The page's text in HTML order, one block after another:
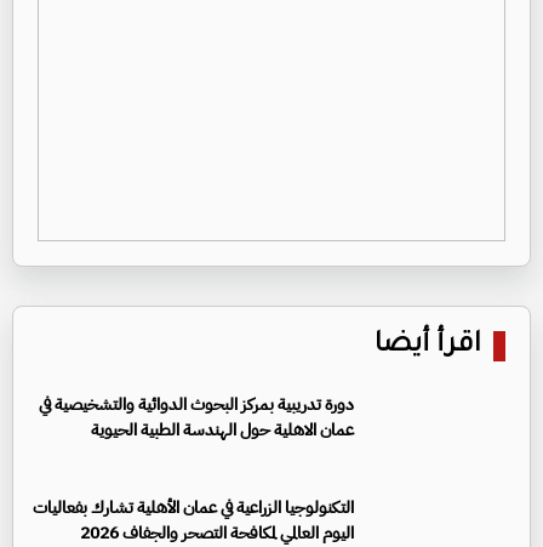
اقرأ أيضا
دورة تدريبية بمركز البحوث الدوائية والتشخيصية في
عمان الاهلية حول الهندسة الطبية الحيوية
التكنولوجيا الزراعية في عمان الأهلية تشارك بفعاليات
اليوم العالمي لمكافحة التصحر والجفاف 2026